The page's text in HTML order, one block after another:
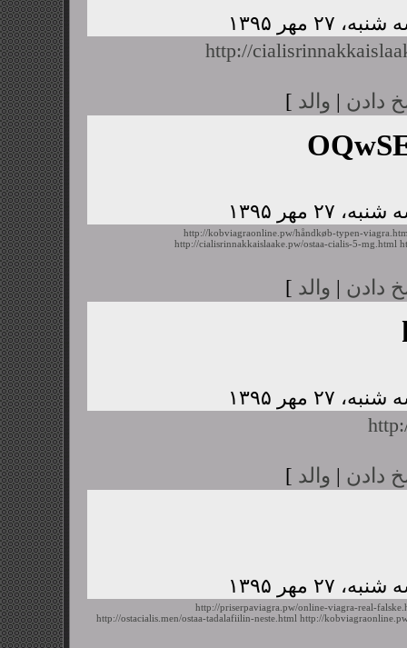
http://
دادن | والد ]
http://kobviagraonline.pw/håndkøb-typen-
http://cialisrinnakkaislaake.pw/ostaa-cialis-5-mg.html
دادن | والد ]
دادن | والد ]
http://priserpaviagra.pw/online-viagra-real-
http://ostacialis.men/ostaa-tadalafiilin-neste.html http://